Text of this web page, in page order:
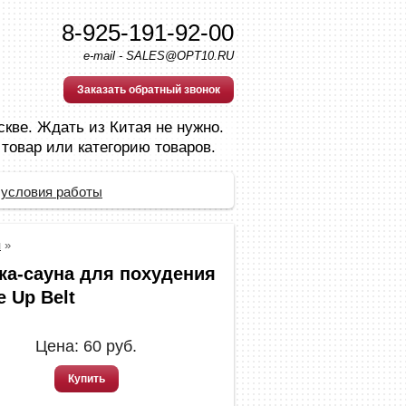
8-925-191-92-00
e-mail - SALES@OPT10.RU
Заказать обратный звонок
Ждать из Китая не нужно.
или категорию товаров.
работы
»
сауна для похудения
Up Belt
Цена: 60 руб.
Купить